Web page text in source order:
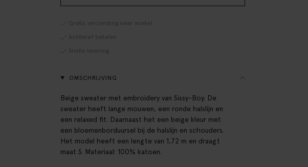
Gratis verzending naar winkel
Achteraf betalen
Snelle levering
OMSCHRIJVING
Beige sweater met embroidery van Sissy-Boy. De
sweater heeft lange mouwen, een ronde halslijn en
een relaxed fit. Daarnaast het een beige kleur met
een bloemenborduursel bij de halslijn en schouders.
Het model heeft een lengte van 1,72 m en draagt
maat S. Materiaal: 100% katoen.